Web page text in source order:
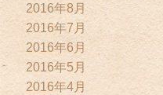
2016年8月
2016年7月
2016年6月
2016年5月
2016年4月